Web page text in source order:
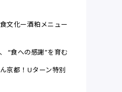
文化ー酒粕メニュー
“食への感謝”を育む
京都！Uターン特別